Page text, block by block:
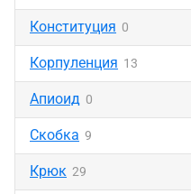
Конституция 0
Корпуленция 13
Апиоид 0
Скобка 9
Крюк 29